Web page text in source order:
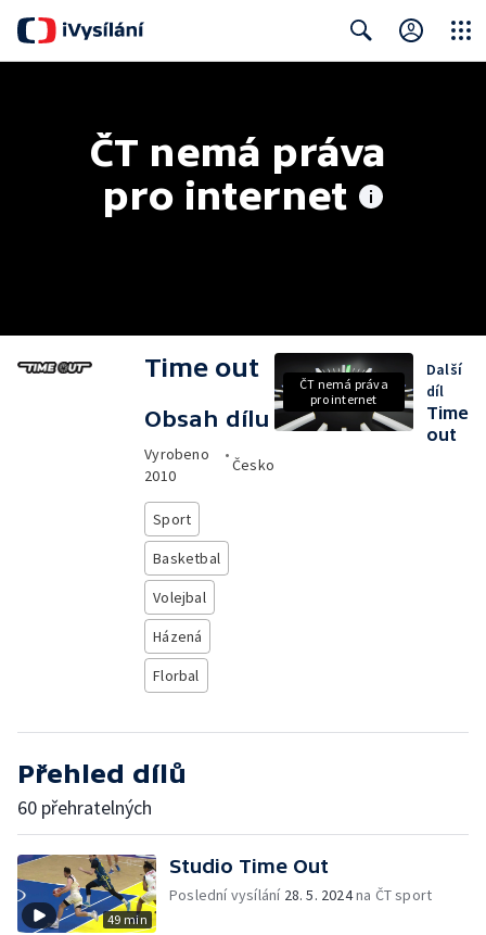
ČT nemá práva
pro internet
Time out
Obsah dílu
Vyrobeno
2010
•
Česko
Sport
Basketbal
Volejbal
Házená
Florbal
ČT nemá práva
pro internet
Další
díl
Time
out
Přehled dílů
60 přehratelných
49 min
Studio Time Out
Poslední vysílání 28. 5. 2024na ČT sport